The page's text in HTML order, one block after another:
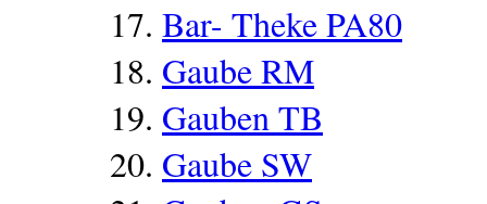
Bar- Theke PA80
Gaube RM
Gauben TB
Gaube SW